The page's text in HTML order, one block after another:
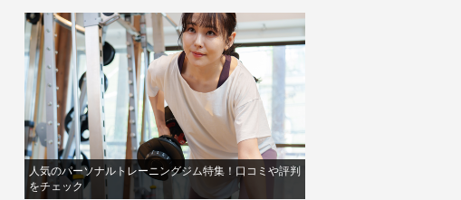
人気のパーソナルトレーニングジム特集！口コミや評判
をチェック